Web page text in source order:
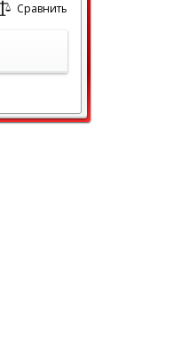
Сравнить